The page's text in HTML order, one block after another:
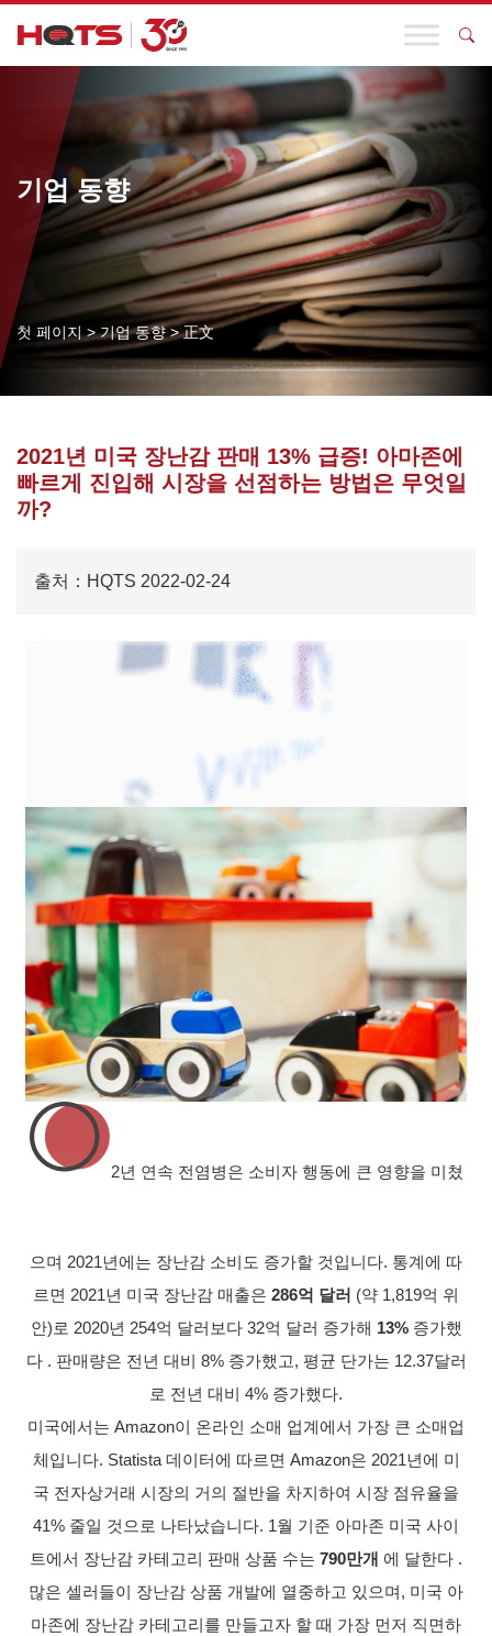
기업 동향
첫 페이지>기업 동향>正文
2021년 미국 장난감 판매 13% 급증! 아마존에
빠르게 진입해 시장을 선점하는 방법은 무엇일
까?
출처：HQTS 2022-02-24
2년 연속 전염병은 소비자 행동에 큰 영향을 미쳤
으며 2021년에는 장난감 소비도 증가할 것입니다. 통계에 따
르면 2021년 미국 장난감 매출은 286억 달러 (약 1,819억 위
안)로 2020년 254억 달러보다 32억 달러 증가해 13%증가했
다 . 판매량은 전년 대비 8% 증가했고, 평균 단가는 12.37달러
로 전년 대비 4% 증가했다.
미국에서는 Amazon이 온라인 소매 업계에서 가장 큰 소매업
체입니다. Statista 데이터에 따르면 Amazon은 2021년에 미
국 전자상거래 시장의 거의 절반을 차지하여 시장 점유율을
41% 줄일 것으로 나타났습니다. 1월 기준 아마존 미국 사이
트에서 장난감 카테고리 판매 상품 수는 790만개 에 달한다 .
많은 셀러들이 장난감 상품 개발에 열중하고 있으며, 미국 아
마존에 장난감 카테고리를 만들고자 할 때 가장 먼저 직면하